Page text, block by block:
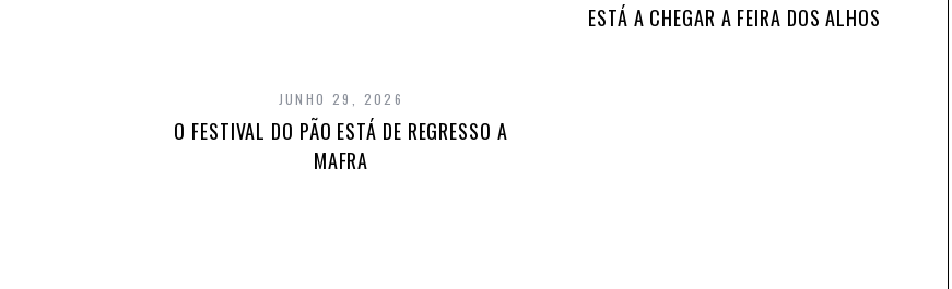
ESTÁ A CHEGAR A FEIRA DOS ALHOS
JUNHO 29, 2026
O FESTIVAL DO PÃO ESTÁ DE REGRESSO A
MAFRA